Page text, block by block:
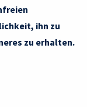
ihn zu
zu erhalten.